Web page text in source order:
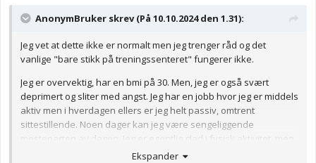
AnonymBruker skrev (På 10.10.2024 den 1.31):
Jeg vet at dette ikke er normalt men jeg trenger råd og det
vanlige "bare stikk på treningssenteret" fungerer ikke.
Jeg er overvektig, har en bmi på 30. Men, jeg er også svært
deprimert og sliter med angst. Jeg har en jobb hvor jeg er middels
aktiv men i hverdagen ellers er jeg helt passiv, omtrent
sittestillende. Noen dager kan jeg være sengeliggende
mesteparten av dagen. Jeg er egentlig glad i fysisk aktivitet, men
energien strekker ikke til og jeg kommer meg liksom aldri i gang.
Ekspander